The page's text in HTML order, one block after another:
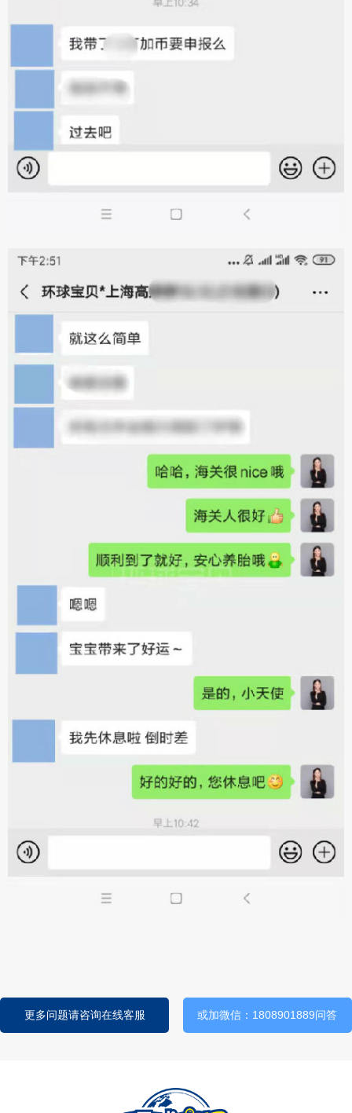
更多问题请咨询在线客服 或加微信：1808901889问答